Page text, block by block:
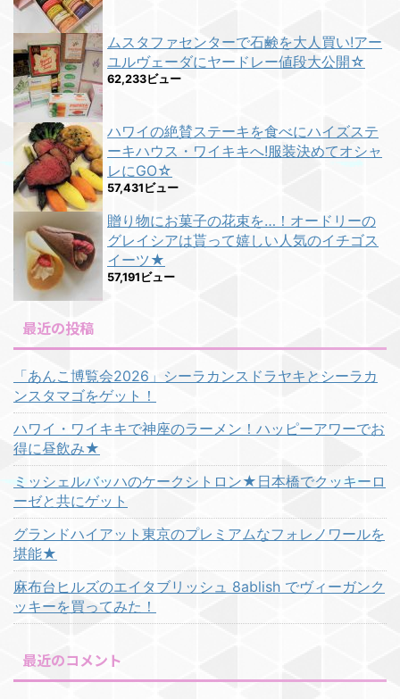
ムスタファセンターで石鹸を大人買い!アー
ユルヴェーダにヤードレー値段大公開☆
62,233ビュー
ハワイの絶賛ステーキを食べにハイズステ
ーキハウス・ワイキキへ!服装決めてオシャ
レにGO☆
57,431ビュー
贈り物にお菓子の花束を…！オードリーの
グレイシアは貰って嬉しい人気のイチゴス
イーツ★
57,191ビュー
最近の投稿
「あんこ博覧会2026」シーラカンスドラヤキとシーラカ
ンスタマゴをゲット！
ハワイ・ワイキキで神座のラーメン！ハッピーアワーでお
得に昼飲み★
ミッシェルバッハのケークシトロン★日本橋でクッキーロ
ーゼと共にゲット
グランドハイアット東京のプレミアムなフォレノワールを
堪能★
麻布台ヒルズのエイタブリッシュ 8ablish でヴィーガンク
ッキーを買ってみた！
最近のコメント